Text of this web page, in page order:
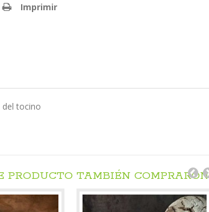
Imprimir
del tocino
PRODUCTO TAMBIÉN